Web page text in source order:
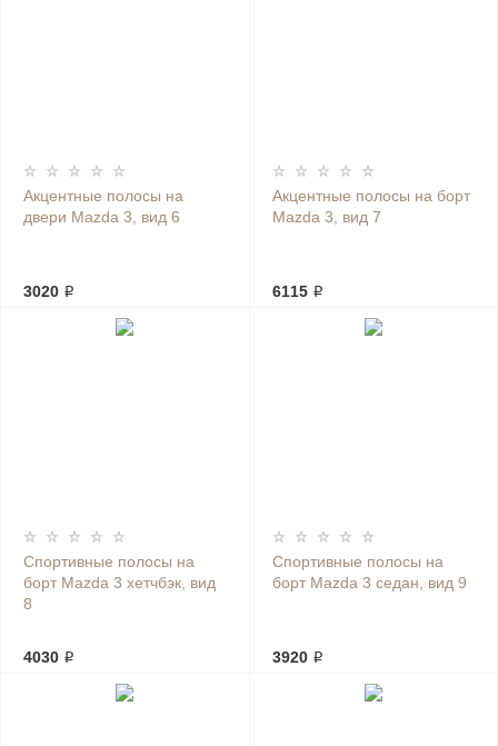
Акцентные полосы на
двери Mazda 3, вид 6
3020 ₽
Акцентные полосы на борт
Mazda 3, вид 7
6115 ₽
Спортивные полосы на
борт Mazda 3 хетчбэк, вид
8
4030 ₽
Спортивные полосы на
борт Mazda 3 седан, вид 9
3920 ₽